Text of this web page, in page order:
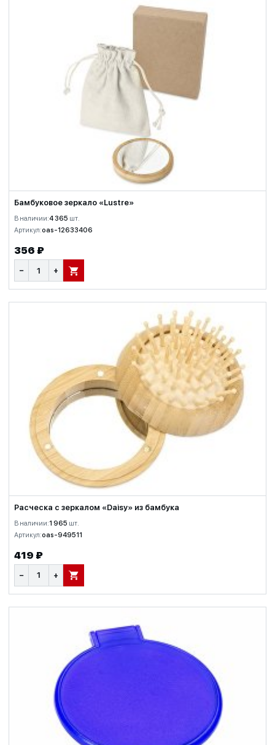
Бамбуковое зеркало «Lustre»
В наличии:4 365 шт.
Артикул:oas-12633406
356 ₽
− + В КОРЗИНУ
Расческа с зеркалом «Daisy» из бамбука
В наличии:1 965 шт.
Артикул:oas-949511
419 ₽
− + В КОРЗИНУ